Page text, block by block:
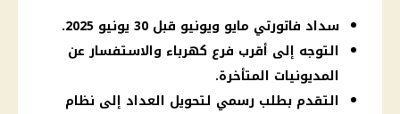
سداد فاتورتي مايو ويونيو قبل 30 يونيو 2025.
التوجه إلى أقرب فرع كهرباء والاستفسار عن
المديونيات المتأخرة.
التقدم بطلب رسمي لتحويل العداد إلى نظام